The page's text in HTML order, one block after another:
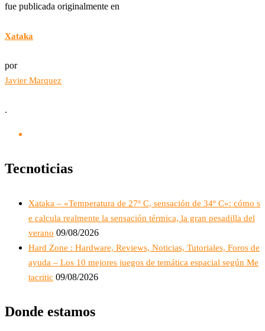
fue publicada originalmente en
Xataka
por
Javier Marquez
.
Tecnoticias
Xataka – «Temperatura de 27º C, sensación de 34º C»: cómo s
e calcula realmente la sensación térmica, la gran pesadilla del
verano 09/08/2026
Hard Zone : Hardware, Reviews, Noticias, Tutoriales, Foros de
ayuda – Los 10 mejores juegos de temática espacial según Me
tacritic 09/08/2026
Donde estamos